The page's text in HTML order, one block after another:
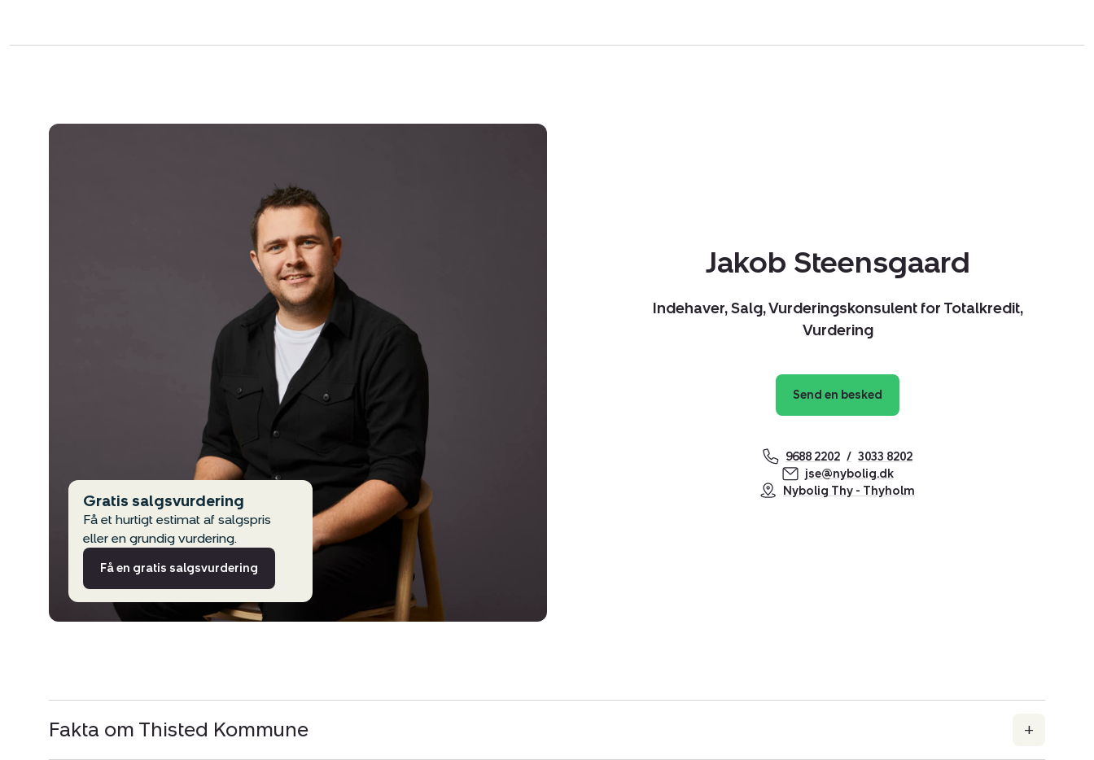
Gratis salgsvurdering
Få et hurtigt estimat af salgspris
eller en grundig vurdering.
Få en gratis salgsvurdering
Jakob Steensgaard
Indehaver, Salg, Vurderingskonsulent for Totalkredit,
Vurdering
Send en besked
9688 2202
3033 8202
jse@nybolig.dk
Nybolig Thy - Thyholm
Fakta om Thisted Kommune